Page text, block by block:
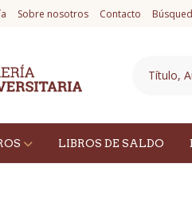
Sobre nosotros Contacto
LIBROS DE SALDO